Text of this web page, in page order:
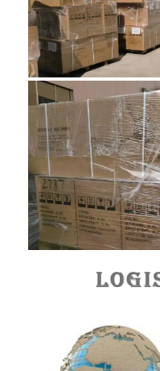
মৌচাক পরিবাহক বেল্ট
পরিবাহক চেইন প্লেট
সোলার ফটোভোলটাইক মেশ বেল্ট
চেইন মেশ বেল্ট
সর্পিল ফ্রিজার বেল্ট
ওভেন কনভেয়ার বেল্ট